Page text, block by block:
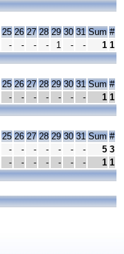
25 26 27 28 29 30 31 Sum #
- - - - 1 - - 1 1
25 26 27 28 29 30 31 Sum #
- - - - - - - 1 1
25 26 27 28 29 30 31 Sum #
- - - - - - - 5 3
- - - - - - - 1 1